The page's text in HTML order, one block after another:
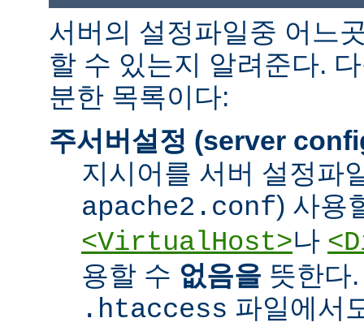
서버의 설정파일중 어느
할 수 있는지 알려준다.
분한 목록이다:
주서버설정 (server
지시어를 서버 설정파
apache2.conf) 사용
<VirtualHost>나
용할 수 없음을 뜻한다
.htaccess 파일에서